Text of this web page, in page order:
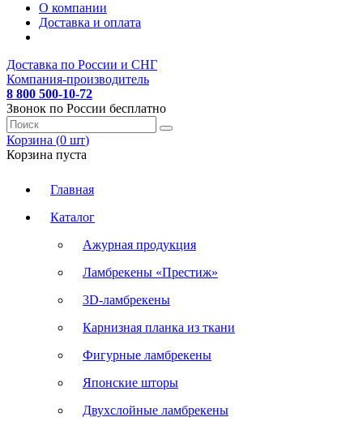
О компании
Доставка и оплата
Доставка по России и СНГ
Компания-производитель
8 800 500-10-72
Звонок по России бесплатно
Корзина (0 шт)
Корзина пуста
Главная
Каталог
Ажурная продукция
Ламбрекены «Престиж»
3D-ламбрекены
Карнизная планка из ткани
Фигурные ламбрекены
Японские шторы
Двухслойные ламбрекены